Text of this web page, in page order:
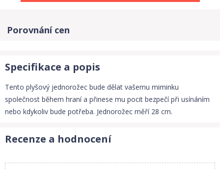
Porovnání cen
Specifikace a popis
Tento plyšový jednorožec bude dělat vašemu miminku
společnost během hraní a přinese mu pocit bezpečí při usínáním
nebo kdykoliv bude potřeba. Jednorožec měří 28 cm.
Recenze a hodnocení